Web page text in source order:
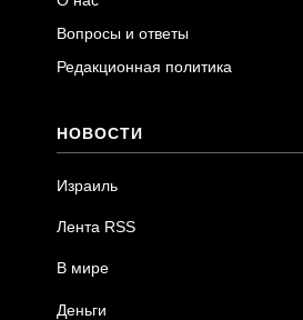
Вопросы и ответы
Редакционная политика
НОВОСТИ
Израиль
Лента RSS
В мире
Деньги